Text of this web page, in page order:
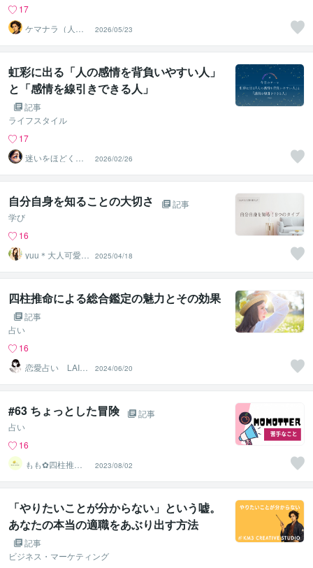
17
ケマナラ（人
事・採用コンサ
ルタント）
2026/05/23
虹彩に出る「人の感情を背負いやすい人」
と「感情を線引きできる人」
記事
ライフスタイル
17
迷いをほどく
『瞳』の分析士
｜ Nagi
2026/02/26
自分自身を知ることの大切さ
記事
学び
16
yuu＊大人可愛い
癒し声✨心を整
える時間
2025/04/18
四柱推命による総合鑑定の魅力とその効果
記事
占い
16
恋愛占い LAIC
HI
2024/06/20
#63 ちょっとした冒険
記事
占い
16
もも︎✿四柱推命
鑑定士
2023/08/02
「やりたいことが分からない」という嘘。
あなたの本当の適職をあぶり出す方法
記事
ビジネス・マーケティング